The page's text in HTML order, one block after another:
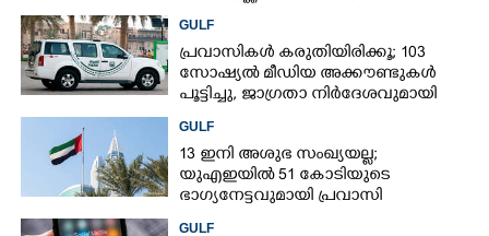
GULF
പ്രവാസികൾ കരുതിയിരിക്കൂ; 103
സോഷ്യൽ മീഡിയ അക്കൗണ്ടുകൾ
പൂട്ടിച്ചു, ജാഗ്രതാ നിർദേശവുമായി
GULF
13 ഇനി അശുഭ സംഖ്യയല്ല;
യുഎഇയിൽ 51 കോടിയുടെ
ഭാഗ്യനേട്ടവുമായി പ്രവാസി
GULF